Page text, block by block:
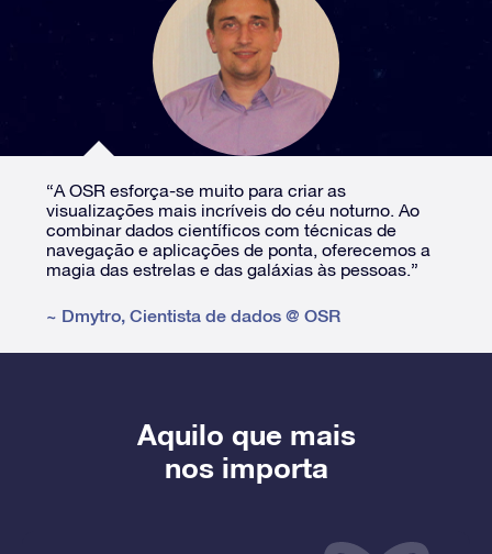
“A OSR esforça-se muito para criar as
visualizações mais incríveis do céu noturno. Ao
combinar dados científicos com técnicas de
navegação e aplicações de ponta, oferecemos a
magia das estrelas e das galáxias às pessoas.”
~ Dmytro, Cientista de dados @ OSR
Aquilo que mais
nos importa